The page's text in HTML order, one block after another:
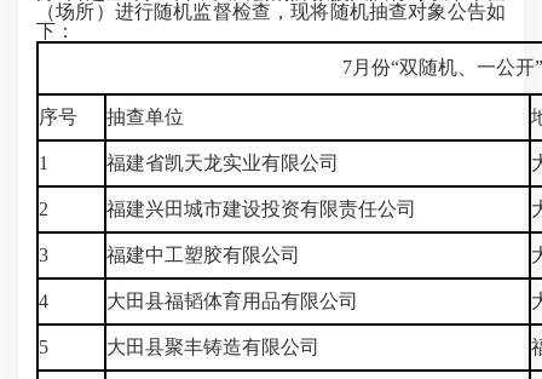
（场所）进行随机监督检查，现将随机抽查对象公告如
下：
7月份“双随机、一公开
序号 抽查单位
1 福建省凯天龙实业有限公司
2 福建兴田城市建设投资有限责任公司
3 福建中工塑胶有限公司
4 大田县福韬体育用品有限公司
5 大田县聚丰铸造有限公司